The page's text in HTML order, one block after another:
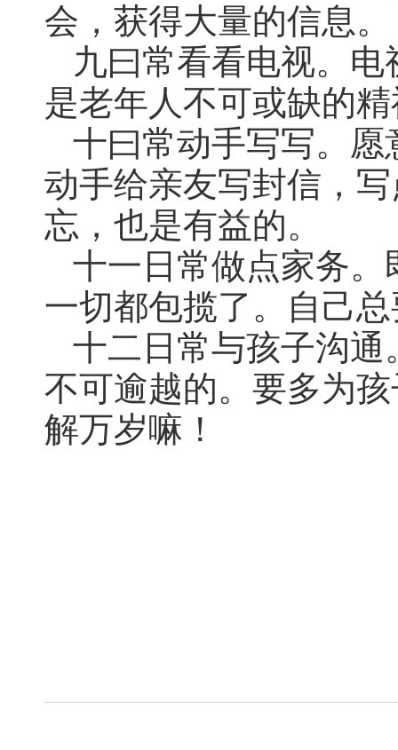
会，获得大量的信息。
九曰常看看电视。
是老年人不可或缺的
十曰常动手写写。
动手给亲友写封信，
忘，也是有益的。
十一日常做点家务
一切都包揽了。自己
十二日常与孩子沟
不可逾越的。要多为
解万岁嘛！